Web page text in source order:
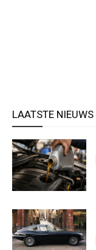
LAATSTE NIEUWS